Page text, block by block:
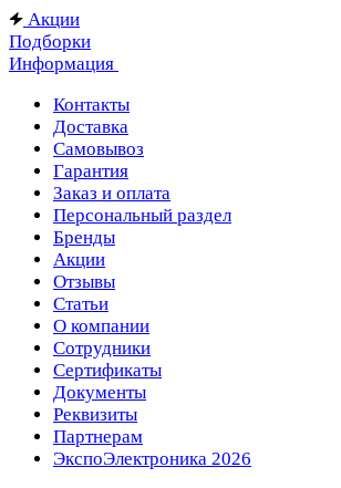
Акции
Подборки
Информация
Контакты
Доставка
Самовывоз
Гарантия
Заказ и оплата
Персональный раздел
Бренды
Акции
Отзывы
Статьи
О компании
Сотрудники
Сертификаты
Документы
Реквизиты
Партнерам
ЭкспоЭлектроника 2026